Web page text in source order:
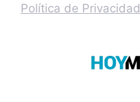
Política de